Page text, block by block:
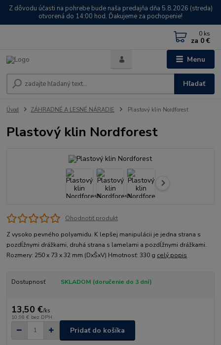
Z dôvodu účasti na pohrebe bude naša predajňa dňa 5.8.2026 (streda)
otvorená do 14:00 hod. Ďakujeme za pochopenie!
Menu
Hľadať
0 ks
za 0 €
Úvod ZÁHRADNÉ A LESNÉ NÁRADIE Plastový klin Nordforest
Plastový klin Nordforest
Ohodnotiť produkt
Z vysoko pevného polyamidu. K lepšej manipulácii je jedna strana s
pozdĺžnymi drážkami, druhá strana s lamelami a pozdĺžnymi drážkami.
Rozmery: 250 x 73 x 32 mm (DxŠxV) Hmotnosť: 330 g celý popis
Dostupnosť SKLADOM (doručenie do 3 dní)
13,50 €/ks
10,98 € bez DPH
Pridať do košíka